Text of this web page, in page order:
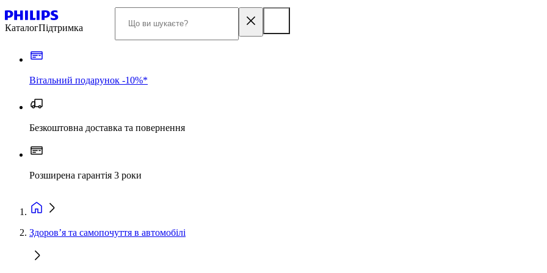
КаталогПідтримка
Вітальний подарунок -10%*
Безкоштовна доставка та повернення
Розширена гарантія 3 роки
Здоров’я та самопочуття в автомобілі